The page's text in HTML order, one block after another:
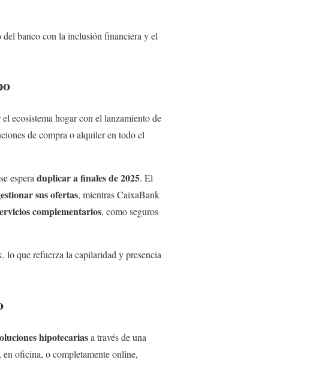
banco con la inclusión financiera y el
ecosistema hogar con el lanzamiento de
de compra o alquiler en todo el
esperaduplicar a finales de 2025. El
sus ofertas, mientras CaixaBank
complementarios, como seguros
lo que refuerza la capilaridad y presencia
hipotecariasa través de una
oficina, o completamente online,